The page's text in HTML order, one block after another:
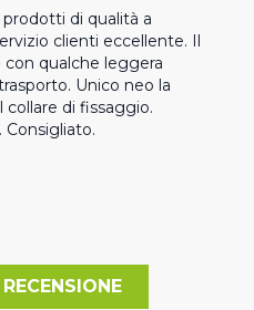
di qualità a
clienti eccellente. Il
qualche leggera
Unico neo la
di fissaggio.